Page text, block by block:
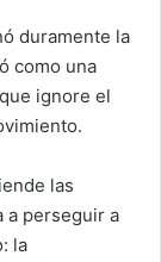
duramente la
como una
ignore el
las
a perseguir a
la